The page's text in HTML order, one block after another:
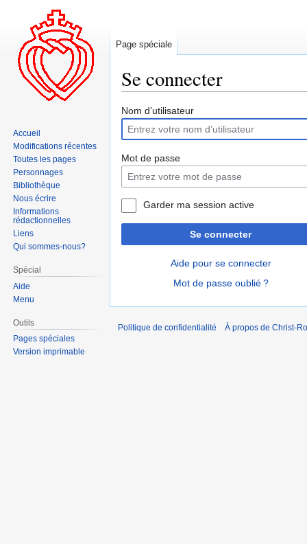
Se connecter
Aller
la
navigation
Aller
la
recherche
Nom d’utilisateur
Mot de passe
Garder ma session active
Se connecter
Aide pour se connecter
Mot de passe oublié ?
Page spéciale
Accueil
Modifications récentes
Toutes les pages
Personnages
Bibliothèque
Nous écrire
Informations
rédactionnelles
Liens
Qui sommes-nous?
Spécial
Aide
Menu
Outils
Pages spéciales
Version imprimable
Politique de confidentialité À propos de Christ-